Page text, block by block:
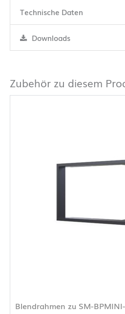
Technische Daten
Downloads
Zubehör zu diesem
Blendrahmen zu SM-